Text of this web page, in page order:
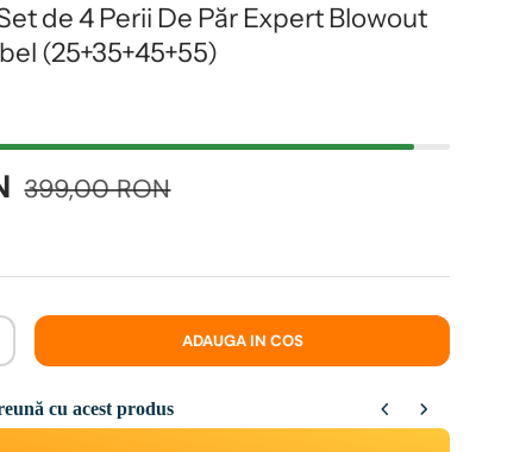
de 4 Perii De Păr Expert Blowout
(25+35+45+55)
399,00 RON
ADAUGA IN COS
cu acest produs
buttons to navigate through product recommendations, or scroll